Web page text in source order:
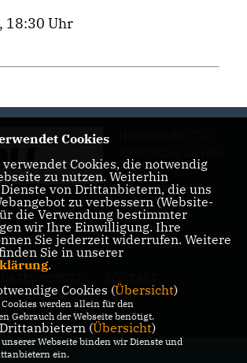
18:30 Uhr
CDU-
Gemeindeverbands
Wadersloh
und CDU-
Cookies
verwendet Cookies, die notwendig
zu nutzen. Weiterhin
von Drittanbietern, die uns
zu verbessern (Website-
die Verwendung bestimmter
wir Ihre Einwilligung. Ihre
Sie jederzeit widerrufen. Weitere
Sie in unserer
.
Cookies (Übersicht)
werden allein für den
Gebrauch der Webseite benötigt.
(Übersicht)
Webseite binden wir Dienste und
ein.